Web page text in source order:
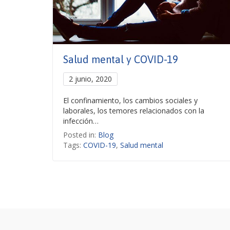
Salud mental y COVID-19
2 junio, 2020
El confinamiento, los cambios sociales y
laborales, los temores relacionados con la
infección…
Posted in: Blog
Tags: COVID-19, Salud mental